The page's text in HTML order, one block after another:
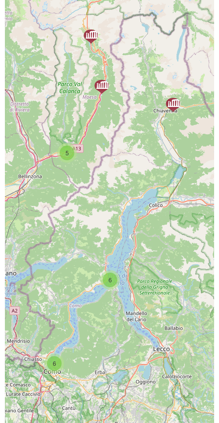
6
6
5
PROGETTO CO-FINANZIATO DA:
CAPOFILA:
PARTNER DI PROGETTO:
SCARICA L'APP
PAGINE SOCIAL